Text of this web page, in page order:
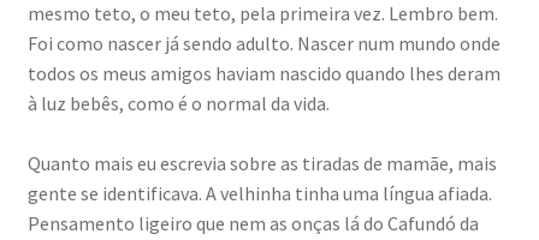
mesmo teto, o meu teto, pela primeira vez. Lembro bem.
Foi como nascer já sendo adulto. Nascer num mundo onde
todos os meus amigos haviam nascido quando lhes deram
à luz bebês, como é o normal da vida.
Quanto mais eu escrevia sobre as tiradas de mamãe, mais
gente se identificava. A velhinha tinha uma língua afiada.
Pensamento ligeiro que nem as onças lá do Cafundó da